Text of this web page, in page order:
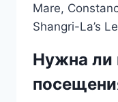
Mare,
Shangri-La’s
Нужна ли